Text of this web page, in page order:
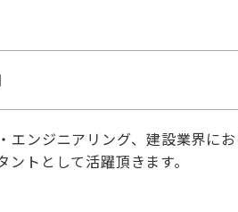
エンジニアリング、建設業界に
トとして活躍頂きます。